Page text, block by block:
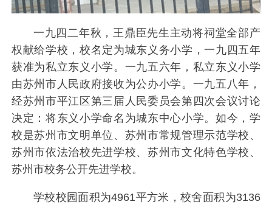
一九四二年秋，王鼎臣先生主动将祠堂全部产
权献给学校，校名定为城东义务小学，一九四五年
获准为私立东义小学。一九五六年，私立东义小学
由苏州市人民政府接收为公办小学。一九五八年，
经苏州市平江区第三届人民委员会第四次会议讨论
决定：将东义小学命名为城东中心小学。如今，学
校是苏州市文明单位、苏州市常规管理示范学校、
苏州市依法治校先进学校、苏州市文化特色学校、
苏州市校务公开先进学校。
学校校园面积为4961平方米，校舍面积为3136